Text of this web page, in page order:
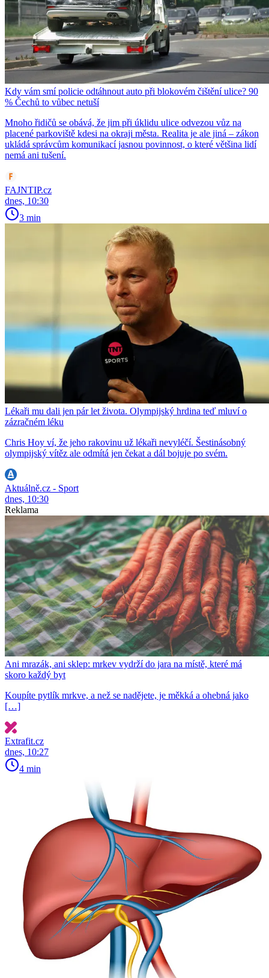
Kdy vám smí policie odtáhnout auto při blokovém čištění ulice? 90
% Čechů to vůbec netuší
Mnoho řidičů se obává, že jim při úklidu ulice odvezou vůz na
placené parkoviště kdesi na okraji města. Realita je ale jiná – zákon
ukládá správcům komunikací jasnou povinnost, o které většina lidí
nemá ani tušení.
FAJNTIP.cz
dnes, 10:30
3 min
Lékaři mu dali jen pár let života. Olympijský hrdina teď mluví o
zázračném léku
Chris Hoy ví, že jeho rakovinu už lékaři nevyléčí. Šestinásobný
olympijský vítěz ale odmítá jen čekat a dál bojuje po svém.
Aktuálně.cz - Sport
dnes, 10:30
Reklama
Ani mrazák, ani sklep: mrkev vydrží do jara na místě, které má
skoro každý byt
Koupíte pytlík mrkve, a než se nadějete, je měkká a ohebná jako
[…]
Extrafit.cz
dnes, 10:27
4 min